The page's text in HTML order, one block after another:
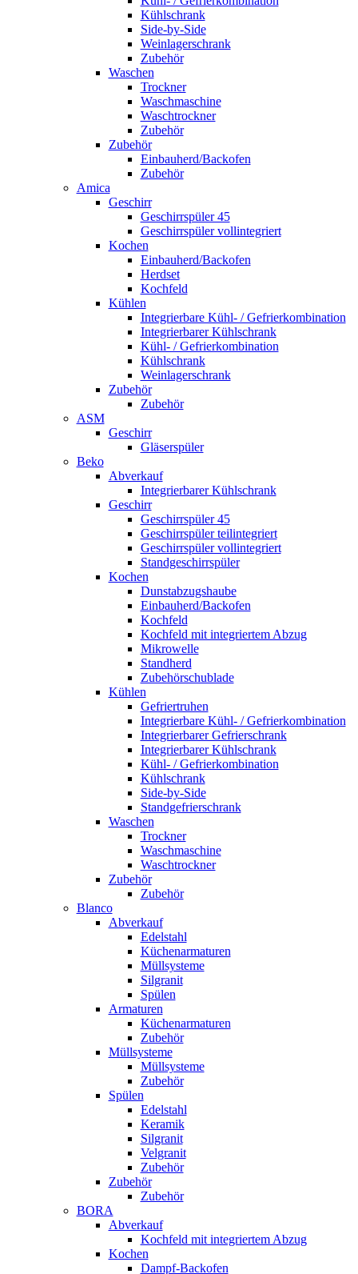
Kühlschrank
Side-by-Side
Weinlagerschrank
Zubehör
Waschen
Trockner
Waschmaschine
Waschtrockner
Zubehör
Zubehör
Einbauherd/Backofen
Zubehör
Amica
Geschirr
Geschirrspüler 45
Geschirrspüler vollintegriert
Kochen
Einbauherd/Backofen
Herdset
Kochfeld
Kühlen
Integrierbare Kühl- / Gefrierkombination
Integrierbarer Kühlschrank
Kühl- / Gefrierkombination
Kühlschrank
Weinlagerschrank
Zubehör
Zubehör
ASM
Geschirr
Gläserspüler
Beko
Abverkauf
Integrierbarer Kühlschrank
Geschirr
Geschirrspüler 45
Geschirrspüler teilintegriert
Geschirrspüler vollintegriert
Standgeschirrspüler
Kochen
Dunstabzugshaube
Einbauherd/Backofen
Kochfeld
Kochfeld mit integriertem Abzug
Mikrowelle
Standherd
Zubehörschublade
Kühlen
Gefriertruhen
Integrierbare Kühl- / Gefrierkombination
Integrierbarer Gefrierschrank
Integrierbarer Kühlschrank
Kühl- / Gefrierkombination
Kühlschrank
Side-by-Side
Standgefrierschrank
Waschen
Trockner
Waschmaschine
Waschtrockner
Zubehör
Zubehör
Blanco
Abverkauf
Edelstahl
Küchenarmaturen
Müllsysteme
Silgranit
Spülen
Armaturen
Küchenarmaturen
Zubehör
Müllsysteme
Müllsysteme
Zubehör
Spülen
Edelstahl
Keramik
Silgranit
Velgranit
Zubehör
Zubehör
Zubehör
BORA
Abverkauf
Kochfeld mit integriertem Abzug
Kochen
Dampf-Backofen